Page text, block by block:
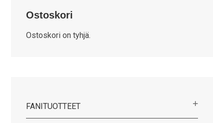
Ostoskori
Ostoskori on tyhjä.
FANITUOTTEET